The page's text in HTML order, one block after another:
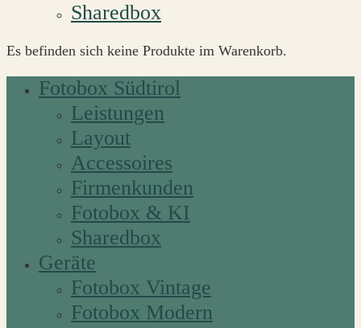
Sharedbox
Es befinden sich keine Produkte im Warenkorb.
Fotobox Südtirol
Leistungen
Layout
Accessoires
Firmenkunden
Fotobox & KI
Sharedbox
Geräte
Fotobox Vintage
Fotobox Modern